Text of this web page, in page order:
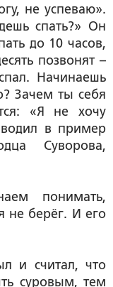
не успеваю».
спать?» Он
до 10 часов,
позвонят –
Начинаешь
Зачем ты себя
«Я не хочу
в пример
Суворова,
понимать,
не берёг. И его
и считал, что
суровым, тем